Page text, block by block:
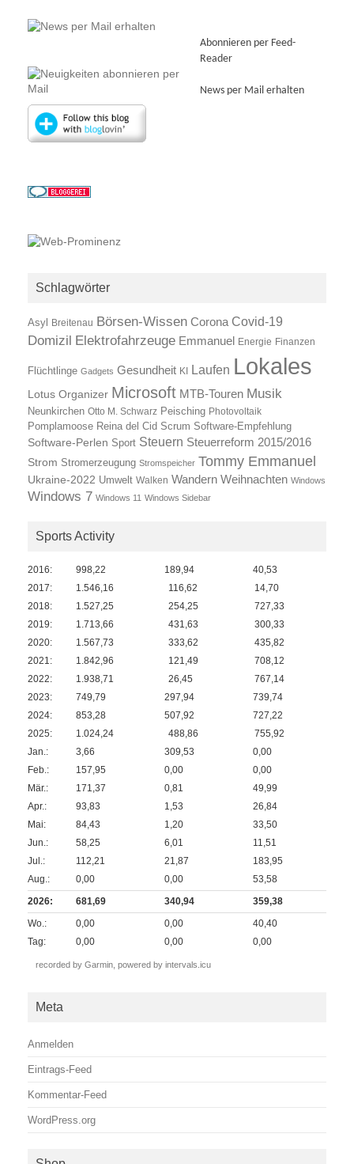
Abonnieren per Feed-
Reader
News per Mail erhalten
Schlagwörter
Asyl Breitenau Börsen-Wissen Corona Covid-19
Domizil Elektrofahrzeuge Emmanuel Energie Finanzen
Flüchtlinge Gadgets Gesundheit KI Laufen Lokales
Lotus Organizer Microsoft MTB-Touren Musik
Neunkirchen Otto M. Schwarz Peisching Photovoltaik
Pomplamoose Reina del Cid Scrum Software-Empfehlung
Software-Perlen Sport Steuern Steuerreform 2015/2016
Strom Stromerzeugung Stromspeicher Tommy Emmanuel
Ukraine-2022 Umwelt Walken Wandern Weihnachten Windows
Windows 7 Windows 11 Windows Sidebar
Sports Activity
2016: 998,22 189,94
40,53
2017:
1.546,16 116,62
14,70
2018:
1.527,25 254,25
727,33
2019:
1.713,66 431,63
300,33
2020:
1.567,73 333,62
435,82
2021:
1.842,96 121,49
708,12
2022:
1.938,71 26,45
767,14
2023:
749,79 297,94
739,74
2024:
853,28 507,92
727,22
2025:
1.024,24 488,86
755,92
Jan.:
3,66 309,53
0,00
Feb.:
157,95 0,00
0,00
Mär.:
171,37 0,81
49,99
Apr.:
93,83 1,53
26,84
Mai:
84,43 1,20
33,50
Jun.:
58,25 6,01
11,51
Jul.:
112,21 21,87
183,95
Aug.:
0,00 0,00
53,58
2026:
681,69 340,94
359,38
Wo.:
0,00 0,00
40,40
Tag:
0,00 0,00 0,00
recorded by Garmin, powered by intervals.icu
Meta
Anmelden
Eintrags-Feed
Kommentar-Feed
WordPress.org